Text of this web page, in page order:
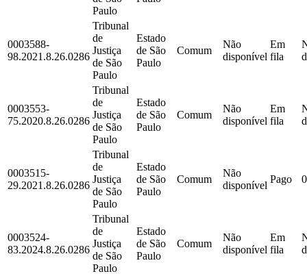
Paulo
0003588-
98.2021.8.26.0286
Tribunal
de
Justiça
de São
Paulo
Estado
de São
Paulo
Comum
Não
disponível
Em
fila
0003553-
75.2020.8.26.0286
Tribunal
de
Justiça
de São
Paulo
Estado
de São
Paulo
Comum
Não
disponível
Em
fila
0003515-
29.2021.8.26.0286
Tribunal
de
Justiça
de São
Paulo
Estado
de São
Paulo
Comum
Não
disponível
Pago
0003524-
83.2024.8.26.0286
Tribunal
de
Justiça
de São
Paulo
Estado
de São
Paulo
Comum
Não
disponível
Em
fila